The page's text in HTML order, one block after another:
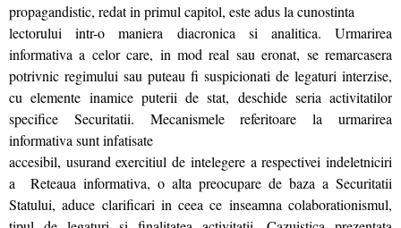
propagandistic, redat in primul capitol, este adus la cunostinta
lectorului intr-o maniera diacronica si analitica. Urmarirea
informativa a celor care, in mod real sau eronat, se remarcasera
potrivnic regimului sau puteau fi suspicionati de legaturi interzise,
cu elemente inamice puterii de stat, deschide seria activitatilor
specifice Securitatii. Mecanismele referitoare la urmarirea
informativa sunt infatisate
accesibil, usurand exercitiul de intelegere a respectivei indeletniciri
a Reteaua informativa, o alta preocupare de baza a Securitatii
Statului, aduce clarificari in ceea ce inseamna colaborationismul,